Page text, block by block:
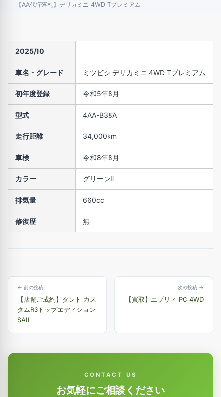
【AA代行落札】デリカミニ 4WD Tプレミアム
2025/10
車名・グレード ミツビシ デリカミニ 4WD Tプレミアム
初年度登録 令和5年8月
型式 4AA-B38A
走行距離 34,000km
車検 令和8年8月
カラー グリーンⅡ
排気量 660cc
修復歴 無
← 前の投稿
【店舗ご成約】タント カス
タムRSトップエディション
SAⅡ
次の投稿 →
【買取】エブリィ PC 4WD
CONTACT US
お気軽にご相談ください